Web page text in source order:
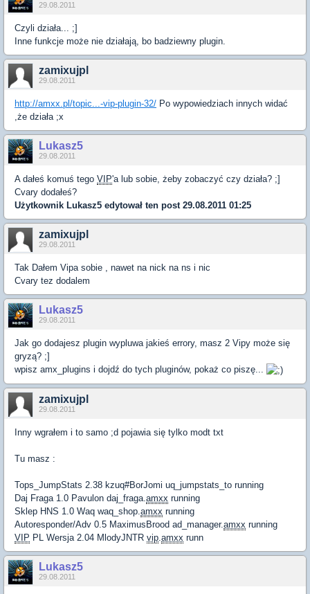
29.08.2011
Czyli działa... ;]
Inne funkcje może nie działają, bo badziewny plugin.
zamixujpl
29.08.2011
http://amxx.pl/topic...-vip-plugin-32/ Po wypowiedziach innych widać
,że działa ;x
Lukasz5
29.08.2011
A dałeś komuś tego VIP'a lub sobie, żeby zobaczyć czy działa? ;]
Cvary dodałeś?
Użytkownik Lukasz5 edytował ten post 29.08.2011 01:25
zamixujpl
29.08.2011
Tak Dałem Vipa sobie , nawet na nick na ns i nic
Cvary tez dodalem
Lukasz5
29.08.2011
Jak go dodajesz plugin wypluwa jakieś errory, masz 2 Vipy może się
gryzą? ;]
wpisz amx_plugins i dojdź do tych pluginów, pokaż co piszę...
zamixujpl
29.08.2011
Inny wgrałem i to samo ;d pojawia się tylko modt txt
Tu masz :
Tops_JumpStats 2.38 kzuq#BorJomi uq_jumpstats_to running
Daj Fraga 1.0 Pavulon daj_fraga.amxx running
Sklep HNS 1.0 Waq waq_shop.amxx running
Autoresponder/Adv 0.5 MaximusBrood ad_manager.amxx running
VIP PL Wersja 2.04 MlodyJNTR vip.amxx runn
Lukasz5
29.08.2011